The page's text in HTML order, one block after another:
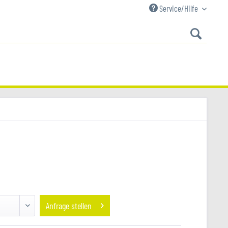
Service/Hilfe
Anfrage stellen